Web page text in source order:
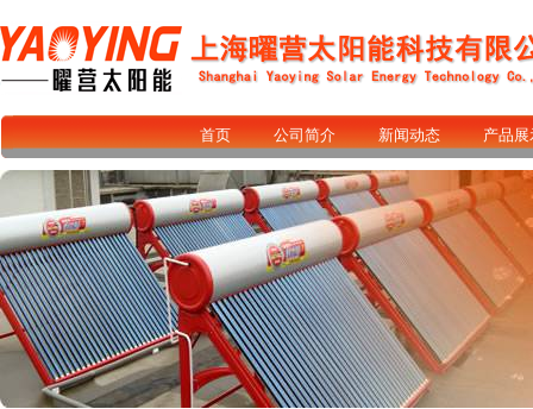
首页 公司简介 新闻动态 产品展